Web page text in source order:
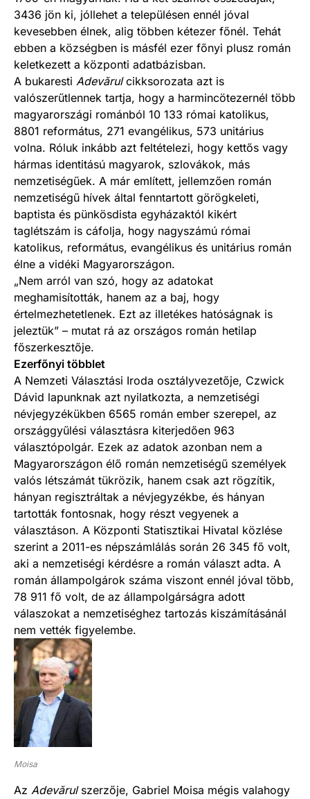
3436 jön ki, jóllehet a településen ennél jóval
kevesebben élnek, alig többen kétezer főnél. Tehát
ebben a községben is másfél ezer főnyi plusz román
keletkezett a központi adatbázisban.
A bukaresti Adevărulcikksorozata azt is
valószerűtlennek tartja, hogy a harmincötezernél több
magyarországi románból 10 133 római katolikus,
8801 református, 271 evangélikus, 573 unitárius
volna. Róluk inkább azt feltételezi, hogy kettős vagy
hármas identitású magyarok, szlovákok, más
nemzetiségűek. A már említett, jellemzően román
nemzetiségű hívek által fenntartott görögkeleti,
baptista és pünkösdista egyházaktól kikért
taglétszám is cáfolja, hogy nagyszámú római
katolikus, református, evangélikus és unitárius román
élne a vidéki Magyarországon.
„Nem arról van szó, hogy az adatokat
meghamisították, hanem az a baj, hogy
értelmezhetetlenek. Ezt az illetékes hatóságnak is
jeleztük” – mutat rá az országos román hetilap
főszerkesztője.
Ezerfőnyi többlet
A Nemzeti Választási Iroda osztályvezetője, Czwick
Dávid lapunknak azt nyilatkozta, a nemzetiségi
névjegyzékükben 6565 román ember szerepel, az
országgyűlési választásra kiterjedően 963
választópolgár. Ezek az adatok azonban nem a
Magyarországon élő román nemzetiségű személyek
valós létszámát tükrözik, hanem csak azt rögzítik,
hányan regisztráltak a névjegyzékbe, és hányan
tartották fontosnak, hogy részt vegyenek a
választáson. A Központi Statisztikai Hivatal közlése
szerint a 2011-es népszámlálás során 26 345 fő volt,
aki a nemzetiségi kérdésre a román választ adta. A
román állampolgárok száma viszont ennél jóval több,
78 911 fő volt, de az állampolgárságra adott
válaszokat a nemzetiséghez tartozás kiszámításánál
nem vették figyelembe.
Moisa
Az Adevărulszerzője, Gabriel Moisa mégis valahogy